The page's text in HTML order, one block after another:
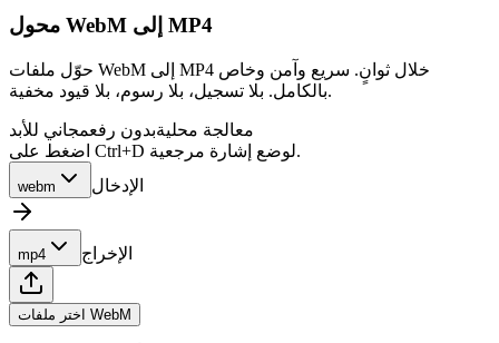
محول WebM إلى MP4
حوّل ملفات WebM إلى MP4 خلال ثوانٍ. سريع وآمن وخاص
بالكامل. بلا تسجيل، بلا رسوم، بلا قيود مخفية.
معالجة محليةبدون رفعمجاني للأبد
اضغط على Ctrl+D لوضع إشارة مرجعية.
webm الإدخال
mp4 الإخراج
اختر ملفات WebM